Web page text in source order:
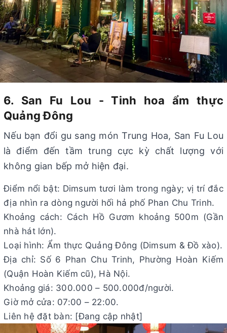
6. San Fu Lou - Tinh hoa ẩm thực
Quảng Đông
Nếu bạn đổi gu sang món Trung Hoa, San Fu Lou
là điểm đến tầm trung cực kỳ chất lượng với
không gian bếp mở hiện đại.
Điểm nổi bật: Dimsum tươi làm trong ngày; vị trí đắc
địa nhìn ra dòng người hối hả phố Phan Chu Trinh.
Khoảng cách: Cách Hồ Gươm khoảng 500m (Gần
nhà hát lớn).
Loại hình: Ẩm thực Quảng Đông (Dimsum & Đồ xào).
Địa chỉ: Số 6 Phan Chu Trinh, Phường Hoàn Kiếm
(Quận Hoàn Kiếm cũ), Hà Nội.
Khoảng giá: 300.000 – 500.000đ/người.
Giờ mở cửa: 07:00 – 22:00.
Liên hệ đặt bàn: [Đang cập nhật]